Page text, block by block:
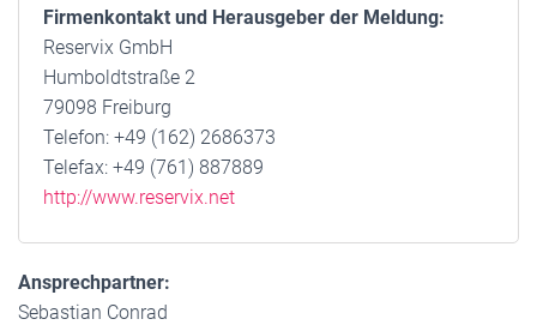
Firmenkontakt und Herausgeber der Meldung:
Reservix GmbH
Humboldtstraße 2
79098 Freiburg
Telefon: +49 (162) 2686373
Telefax: +49 (761) 887889
http://www.reservix.net
Ansprechpartner:
Sebastian Conrad